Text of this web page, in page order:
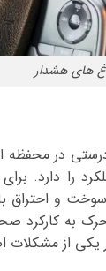
های هشدار
در محفظه
را دارد.
و احتراق
به کارکرد
یکی از